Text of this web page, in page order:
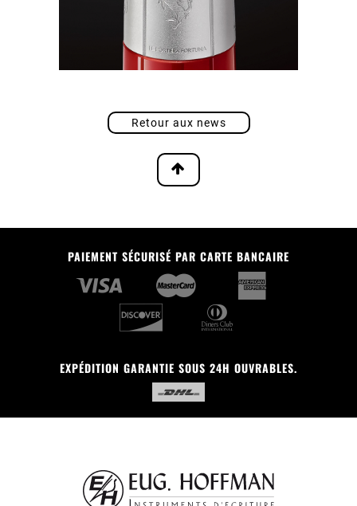
Retour aux news
PAIEMENT SÉCURISÉ PAR CARTE BANCAIRE
EXPÉDITION GARANTIE SOUS 24H OUVRABLES.